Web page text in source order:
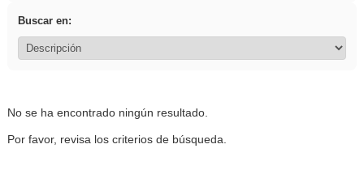
Buscar en:
No se ha encontrado ningún resultado.
Por favor, revisa los criterios de búsqueda.